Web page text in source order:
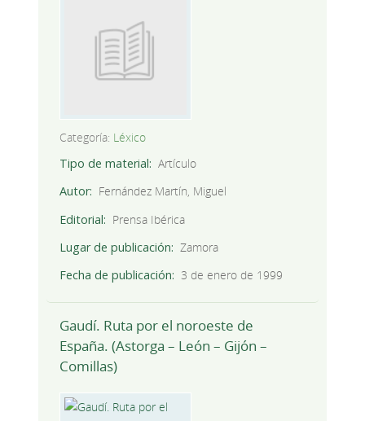
Categoría: Léxico
Tipo de material
Artículo
Autor
Fernández Martín, Miguel
Editorial
Prensa Ibérica
Lugar de publicación
Zamora
Fecha de publicación
3 de enero de 1999
Gaudí. Ruta por el noroeste de
España. (Astorga – León – Gijón –
Comillas)